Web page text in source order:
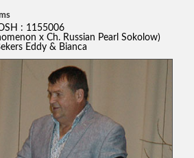
: 1155006
x Ch. Russian Pearl Sokolow)
Eddy & Bianca